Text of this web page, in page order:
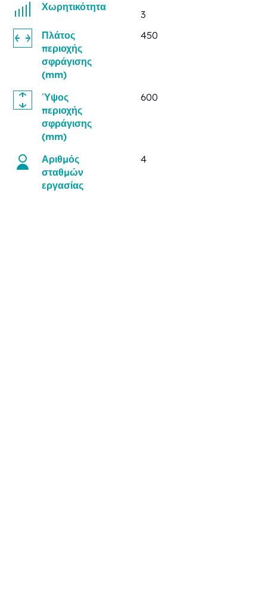
Χωρητικότητα
3
Πλάτος
περιοχής
σφράγισης
(mm)
450
Ύψος
περιοχής
σφράγισης
(mm)
600
Αριθμός
σταθμών
εργασίας
4